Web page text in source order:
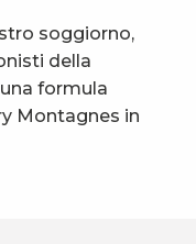
soggiorno,
della
formula
Montagnes in